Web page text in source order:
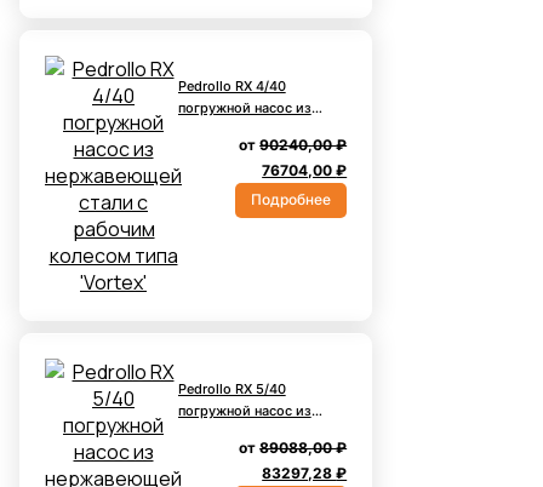
Pedrollo RX 4/40
погружной насос из
рабочим колесом типа
'Vortex'
от90240,00₽
Первоначальная
цена
составляла
76704,00₽Текущая
76704,00 ₽.
Подробнее
Pedrollo RX 5/40
погружной насос из
рабочим колесом типа
'Vortex'
от89088,00₽
Первоначальная
83297,28₽Текущая